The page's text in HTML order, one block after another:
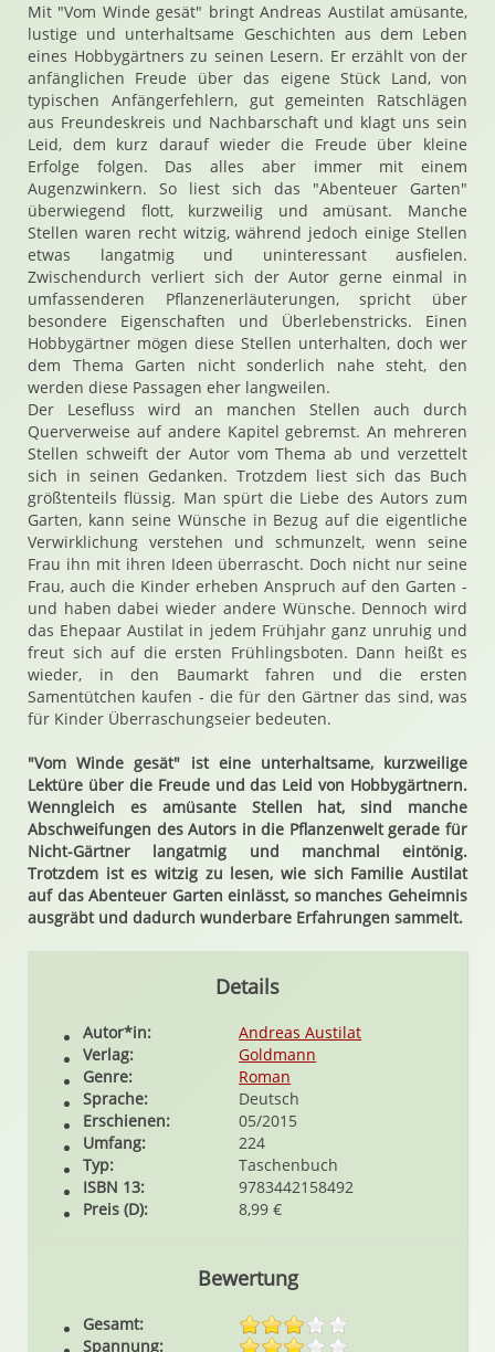
Mit "Vom Winde gesät" bringt Andreas Austilat amüsante,
lustige und unterhaltsame Geschichten aus dem Leben
eines Hobbygärtners zu seinen Lesern. Er erzählt von der
anfänglichen Freude über das eigene Stück Land, von
typischen Anfängerfehlern, gut gemeinten Ratschlägen
aus Freundeskreis und Nachbarschaft und klagt uns sein
Leid, dem kurz darauf wieder die Freude über kleine
Erfolge folgen. Das alles aber immer mit einem
Augenzwinkern. So liest sich das "Abenteuer Garten"
überwiegend flott, kurzweilig und amüsant. Manche
Stellen waren recht witzig, während jedoch einige Stellen
etwas langatmig und uninteressant ausfielen.
Zwischendurch verliert sich der Autor gerne einmal in
umfassenderen Pflanzenerläuterungen, spricht über
besondere Eigenschaften und Überlebenstricks. Einen
Hobbygärtner mögen diese Stellen unterhalten, doch wer
dem Thema Garten nicht sonderlich nahe steht, den
werden diese Passagen eher langweilen.
Der Lesefluss wird an manchen Stellen auch durch
Querverweise auf andere Kapitel gebremst. An mehreren
Stellen schweift der Autor vom Thema ab und verzettelt
sich in seinen Gedanken. Trotzdem liest sich das Buch
größtenteils flüssig. Man spürt die Liebe des Autors zum
Garten, kann seine Wünsche in Bezug auf die eigentliche
Verwirklichung verstehen und schmunzelt, wenn seine
Frau ihn mit ihren Ideen überrascht. Doch nicht nur seine
Frau, auch die Kinder erheben Anspruch auf den Garten -
und haben dabei wieder andere Wünsche. Dennoch wird
das Ehepaar Austilat in jedem Frühjahr ganz unruhig und
freut sich auf die ersten Frühlingsboten. Dann heißt es
wieder, in den Baumarkt fahren und die ersten
Samentütchen kaufen - die für den Gärtner das sind, was
für Kinder Überraschungseier bedeuten.
"Vom Winde gesät" ist eine unterhaltsame, kurzweilige
Lektüre über die Freude und das Leid von Hobbygärtnern.
Wenngleich es amüsante Stellen hat, sind manche
Abschweifungen des Autors in die Pflanzenwelt gerade für
Nicht-Gärtner langatmig und manchmal eintönig.
Trotzdem ist es witzig zu lesen, wie sich Familie Austilat
auf das Abenteuer Garten einlässt, so manches Geheimnis
ausgräbt und dadurch wunderbare Erfahrungen sammelt.
Details
Autor*in:
Andreas Austilat
Verlag:
Goldmann
Genre:
Roman
Sprache:
Deutsch
Erschienen:
05/2015
Umfang:
224
Typ:
Taschenbuch
ISBN 13:
9783442158492
Preis (D):
8,99 €
Bewertung
Gesamt:
Spannung: